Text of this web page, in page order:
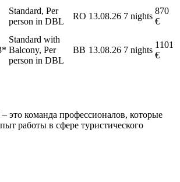
Standard, Per
person in DBL
RO 13.08.26 7 nights
870
€
Standard with
Balcony, Per
person in DBL
BB 13.08.26 7 nights
1101
€
это команда профессионалов, которые
работы в сфере туристического